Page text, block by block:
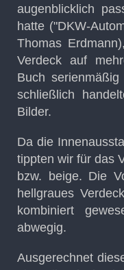
augenblicklich
hatte ("DKW-
Thomas
Verdeck auf
Buch
schließlich
Bilder.
Da die
tippten wir für das
bzw. beige. Die
hellgraues
kombiniert
abwegig.
Ausgerechnet